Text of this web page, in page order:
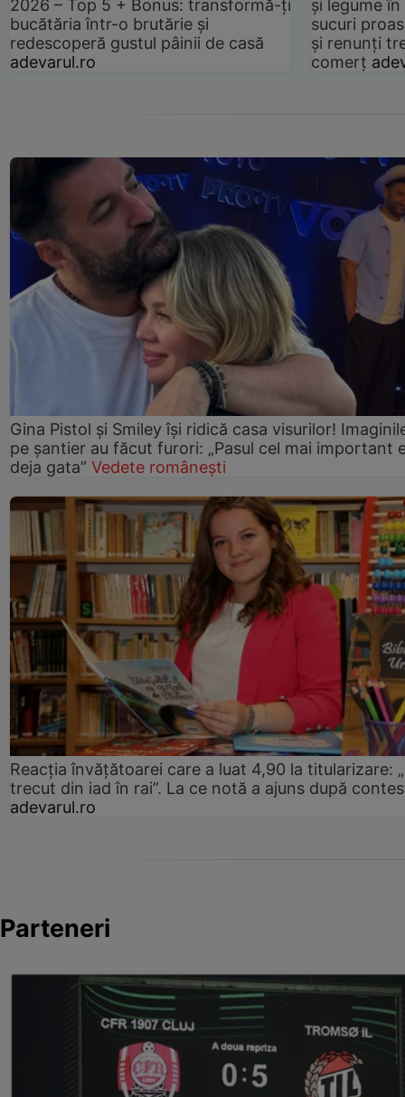
2026 – Top 5 + Bonus: transformă-ți
bucătăria într-o brutărie și
redescoperă gustul pâinii de casă
adevarul.ro
și legume
sucuri
și renunți
comerț
Gina Pistol și Smiley își ridică casa visurilor!
pe șantier au făcut furori: „Pasul cel mai important
deja gata” Vedete românești
Reacția învățătoarei care a luat 4,90 la titularizare:
trecut din iad în rai”. La ce notă a ajuns după
adevarul.ro
Parteneri